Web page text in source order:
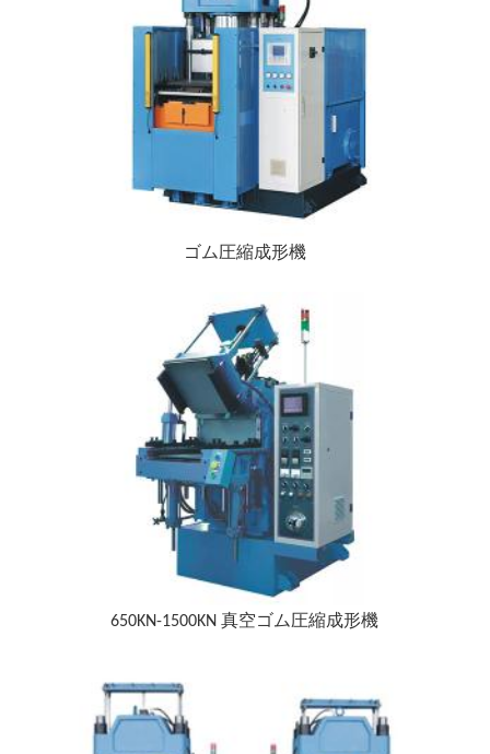
ゴム圧縮成形機
650KN-1500KN 真空ゴム圧縮成形機